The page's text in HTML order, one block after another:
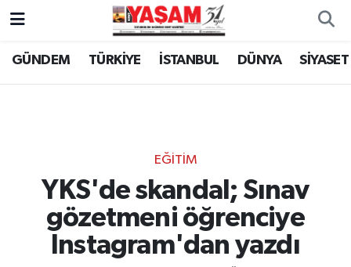
GÜNDEM TÜRKİYE İSTANBUL DÜNYA SİYASET
EĞİTİM
YKS'de skandal; Sınav
gözetmeni öğrenciye
Instagram'dan yazdı